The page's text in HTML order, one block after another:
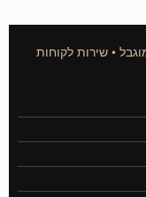
• שירות לקוחות